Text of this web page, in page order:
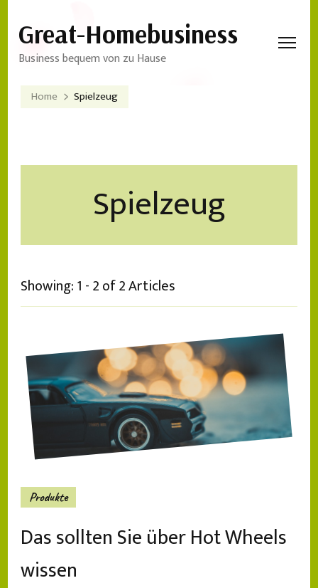
Great-Homebusiness
Business bequem von zu Hause
Home Spielzeug
Spielzeug
Showing: 1 - 2 of 2 Articles
Produkte
Das sollten Sie über Hot Wheels
wissen